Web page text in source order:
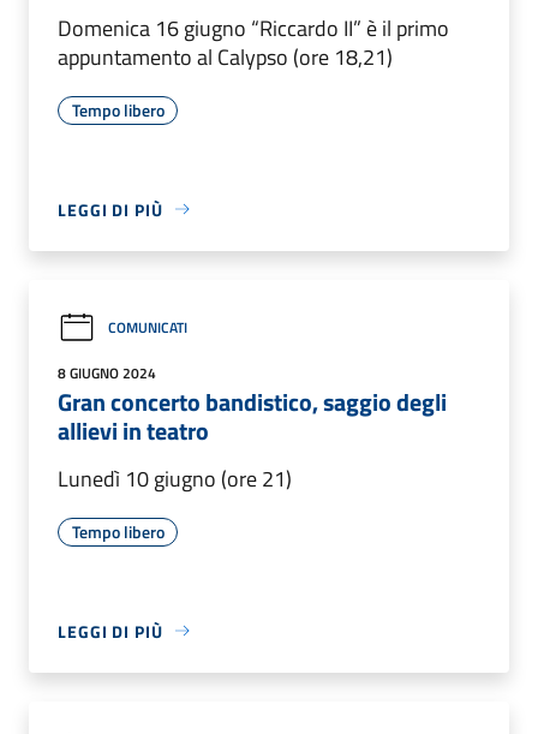
Domenica 16 giugno “Riccardo II” è il primo
appuntamento al Calypso (ore 18,21)
Tempo libero
LEGGI DI PIÙ
COMUNICATI
8 GIUGNO 2024
Gran concerto bandistico, saggio degli
allievi in teatro
Lunedì 10 giugno (ore 21)
Tempo libero
LEGGI DI PIÙ